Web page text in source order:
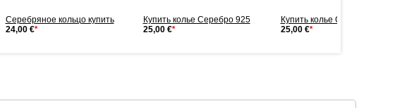
Серебряное кольцо купить
24,00 €*
Купить колье Серебро 925
25,00 €*
Купить колье Серебро 925
25,00 €*